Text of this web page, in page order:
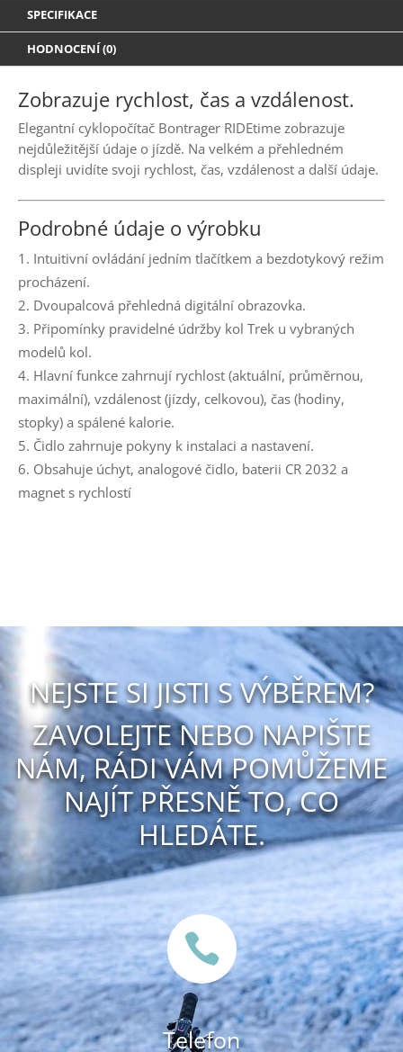
SPECIFIKACE
HODNOCENÍ (0)
Zobrazuje rychlost, čas a vzdálenost.
Elegantní cyklopočítač Bontrager RIDEtime zobrazuje
nejdůležitější údaje o jízdě. Na velkém a přehledném
displeji uvidíte svoji rychlost, čas, vzdálenost a další údaje.
Podrobné údaje o výrobku
Intuitivní ovládání jedním tlačítkem a bezdotykový režim
procházení.
Dvoupalcová přehledná digitální obrazovka.
Připomínky pravidelné údržby kol Trek u vybraných
modelů kol.
Hlavní funkce zahrnují rychlost (aktuální, průměrnou,
maximální), vzdálenost (jízdy, celkovou), čas (hodiny,
stopky) a spálené kalorie.
Čidlo zahrnuje pokyny k instalaci a nastavení.
Obsahuje úchyt, analogové čidlo, baterii CR 2032 a
magnet s rychlostí
NEJSTE SI JISTI S VÝBĚREM?
ZAVOLEJTE NEBO NAPIŠTE
NÁM, RÁDI VÁM POMŮŽEME
NAJÍT PŘESNĚ TO, CO
HLEDÁTE.

Telefon